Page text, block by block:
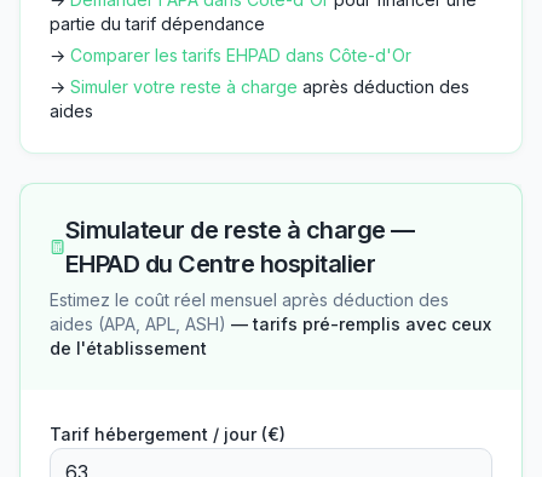
partie du tarif dépendance
→ Comparer les tarifs EHPAD dans Côte-d'Or
→ Simuler votre reste à charge après déduction des
aides
Simulateur de reste à charge —
EHPAD du Centre hospitalier
Estimez le coût réel mensuel après déduction des
aides (APA, APL, ASH) — tarifs pré-remplis avec ceux
de l'établissement
Tarif hébergement / jour (€)